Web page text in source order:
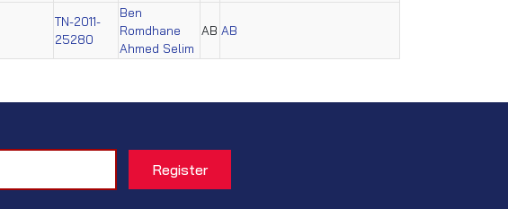
TN-2011-
25280
Ben
Romdhane
Ahmed Selim
AB AB